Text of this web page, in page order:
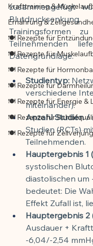
Krafttraining &
Ernährung &
🍽️ Rezepte für
🍽️ Rezepte für
🍽️ Rezepte für
🍽️ Rezepte für
🍽️ Rezepte für Energie &
🍽️ Rezepte für
🍽️ Rezepte für
zusammengefügt
Trainingsformen
Teilnehmenden
Datengrundlage.
Studientyp:
verschiedene
miteinander).
Anzahl Studien /
Studien (RCTs)
Teilnehmenden.
Hauptergebnis 1
systolischen
diastolischen um
bedeutet: Die
Effekt Zufall ist,
Hauptergebnis 2
Ausdauer +
-6,04/-2,54